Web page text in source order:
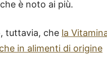
è noto ai più.
tuttavia, che la
in alimenti di origine